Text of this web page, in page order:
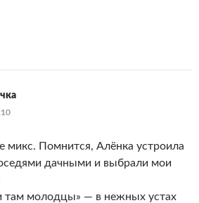
микс. Помнится, Алёнка устроила
дачными и выбрали мои
там молодцы» — в нежных устах